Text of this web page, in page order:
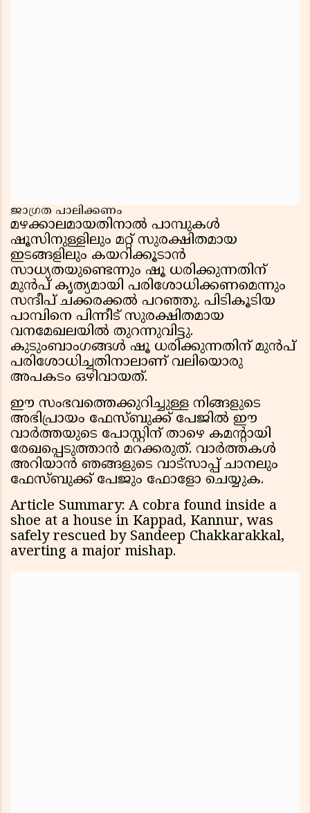
ജാഗ്രത പാലിക്കണം
മഴക്കാലമായതിനാൽ പാമ്പുകൾ
ഷൂസിനുള്ളിലും മറ്റ് സുരക്ഷിതമായ
ഇടങ്ങളിലും കയറിക്കൂടാൻ
സാധ്യതയുണ്ടെന്നും ഷൂ ധരിക്കുന്നതിന്
മുൻപ് കൃത്യമായി പരിശോധിക്കണമെന്നും
സന്ദീപ് ചക്കരക്കൽ പറഞ്ഞു. പിടികൂടിയ
പാമ്പിനെ പിന്നീട് സുരക്ഷിതമായ
വനമേഖലയിൽ തുറന്നുവിട്ടു.
കുടുംബാംഗങ്ങൾ ഷൂ ധരിക്കുന്നതിന് മുൻപ്
പരിശോധിച്ചതിനാലാണ് വലിയൊരു
അപകടം ഒഴിവായത്.
ഈ സംഭവത്തെക്കുറിച്ചുള്ള നിങ്ങളുടെ
അഭിപ്രായം ഫേസ്ബുക്ക് പേജിൽ ഈ
വാർത്തയുടെ പോസ്റ്റിന് താഴെ കമന്റായി
രേഖപ്പെടുത്താൻ മറക്കരുത്. വാർത്തകൾ
അറിയാൻ ഞങ്ങളുടെ വാട്സാപ്പ് ചാനലും
ഫേസ്ബുക്ക് പേജും ഫോളോ ചെയ്യുക.
Article Summary: A cobra found inside a
shoe at a house in Kappad, Kannur, was
safely rescued by Sandeep Chakkarakkal,
averting a major mishap.